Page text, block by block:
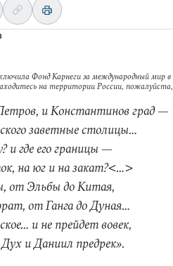
Фонд Карнеги за международный мир
на территории России,
и Константинов град —
заветные столицы…
и где его границы —
на юг и на закат?<…>
от Эльбы до Китая,
от Ганга до Дуная…
и не прейдет вовек,
и Даниил предрек».